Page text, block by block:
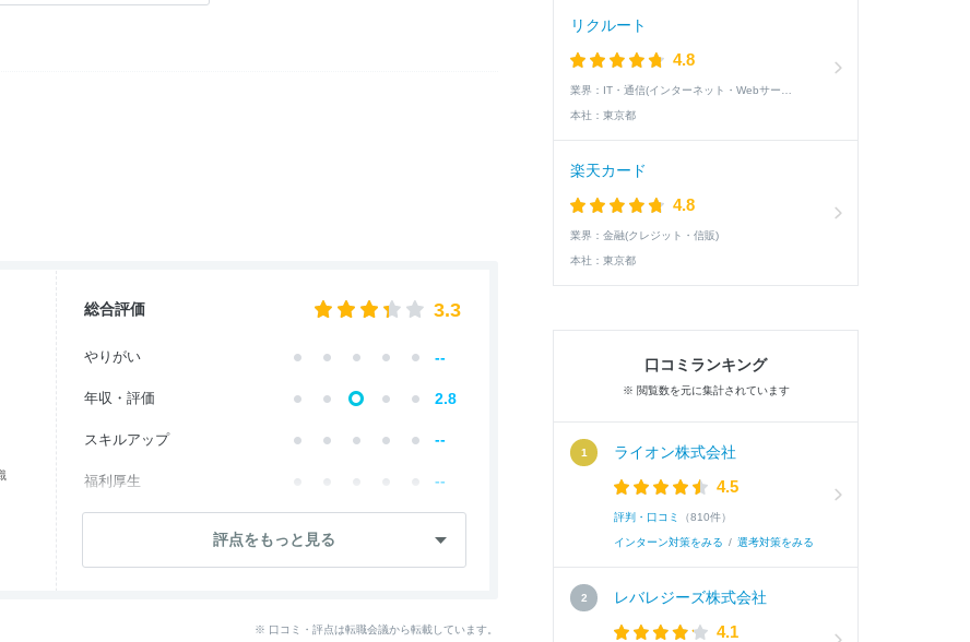
評点をもっと見る
総合評価 3.3
やりがい --
年収・評価 2.8
スキルアップ --
福利厚生 --
社員・管理職 --
※ 口コミ・評点は転職会議から転載しています。
リクルート
4.8
業界：
本社： 東京都
楽天カード
4.8
業界： 金融(クレジット・信販)
本社： 東京都
口コミランキング
※ 閲覧数を元に集計されています
ライオン株式会社
4.5
評判・口コミ （810件）
インターン対策をみる / 選考対策をみる
レバレジーズ株式会社
4.1